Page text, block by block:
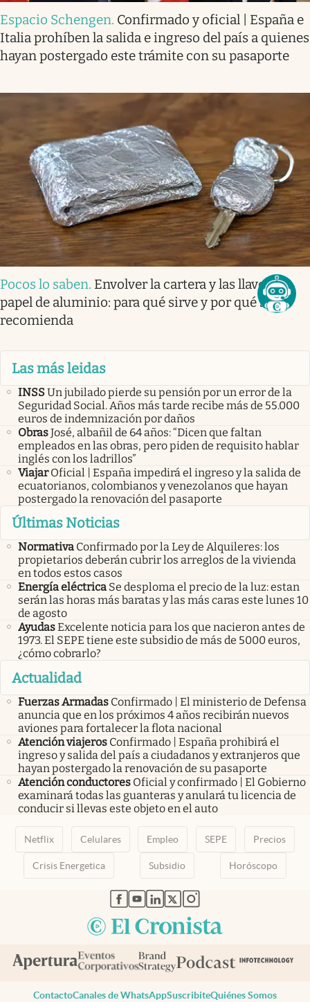
Espacio Schengen. Confirmado y oficial | España e
Italia prohíben la salida e ingreso del país a quienes
hayan postergado este trámite con su pasaporte
Pocos lo saben. Envolver la cartera y las llaves en
papel de aluminio: para qué sirve y por qué se
recomienda
Las más leidas
INSSUn jubilado pierde su pensión por un error de la
Seguridad Social. Años más tarde recibe más de 55.000
euros de indemnización por daños
ObrasJosé, albañil de 64 años: “Dicen que faltan
empleados en las obras, pero piden de requisito hablar
inglés con los ladrillos”
Viajar Oficial | España impedirá el ingreso y la salida de
ecuatorianos, colombianos y venezolanos que hayan
postergado la renovación del pasaporte
Últimas Noticias
Normativa Confirmado por la Ley de Alquileres: los
propietarios deberán cubrir los arreglos de la vivienda
en todos estos casos
Energía eléctrica Se desploma el precio de la luz: estan
serán las horas más baratas y las más caras este lunes 10
de agosto
AyudasExcelente noticia para los que nacieron antes de
1973. El SEPE tiene este subsidio de más de 5000 euros,
¿cómo cobrarlo?
Actualidad
Fuerzas Armadas Confirmado | El ministerio de Defensa
anuncia que en los próximos 4 años recibirán nuevos
aviones para fortalecer la flota nacional
Atención viajeros Confirmado | España prohibirá el
ingreso y salida del país a ciudadanos y extranjeros que
hayan postergado la renovación de su pasaporte
Atención conductores Oficial y confirmado | El Gobierno
examinará todas las guanteras y anulará tu licencia de
conducir si llevas este objeto en el auto
Netflix Celulares Empleo SEPE Precios
Crisis Energetica Subsidio Horóscopo
abre en nueva pestaña
abre en nueva pestaña
abre en nueva pestaña
abre en nueva pestaña
abre en nueva pestaña
ContactoCanales de WhatsAppSuscribiteQuiénes Somos